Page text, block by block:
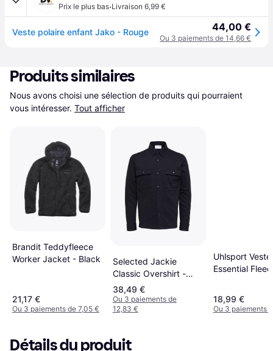
Prix le plus bas·Livraison 6,99 €
Veste polaire enfant Jako - Rouge 44,00 €
Ou 3 paiements de 14,66 €
Produits similaires
Nous avons choisi une sélection de produits qui pourraient
vous intéresser. Tout afficher
Brandit Teddyfleece
Worker Jacket - Black
21,17 €
Ou 3 paiements de 7,05 €
Selected Jackie
Classic Overshirt -
Black
38,49 €
Ou 3 paiements de
12,83 €
Uhlsport Veste
Essential
18,99 €
Ou 3 paiements
Détails du produit